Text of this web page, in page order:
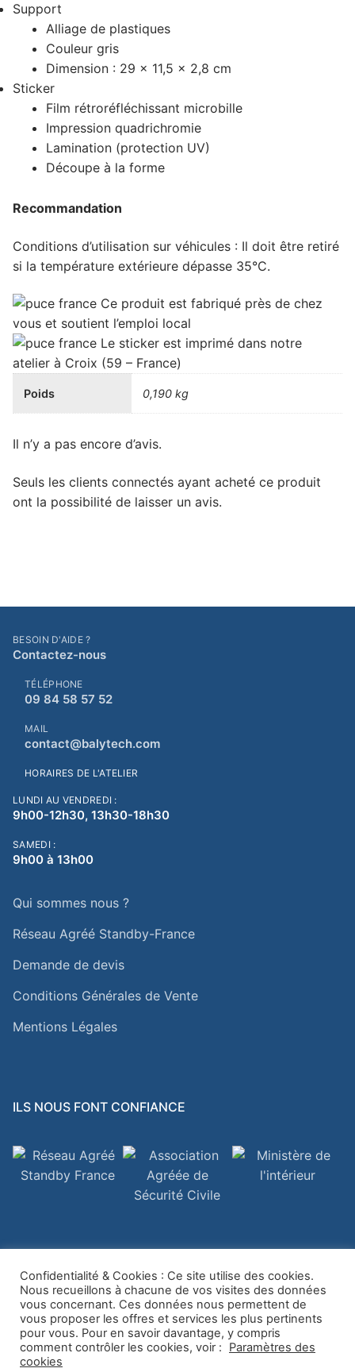
Support
Alliage de plastiques
Couleur gris
Dimension : 29 x 11,5 x 2,8 cm
Sticker
Film rétroréfléchissant microbille
Impression quadrichromie
Lamination (protection UV)
Découpe à la forme
Recommandation
Conditions d’utilisation sur véhicules : Il doit être retiré
si la température extérieure dépasse 35°C.
Ce produit est fabriqué près de chez
vous et soutient l’emploi local
Le sticker est imprimé dans notre
atelier à Croix (59 – France)
Poids 0,190 kg
Il n’y a pas encore d’avis.
Seuls les clients connectés ayant acheté ce produit
ont la possibilité de laisser un avis.
BESOIN D'AIDE ?
Contactez-nous
TÉLÉPHONE
09 84 58 57 52
MAIL
contact@balytech.com
HORAIRES DE L'ATELIER
LUNDI AU VENDREDI :
9h00-12h30, 13h30-18h30
SAMEDI :
9h00 à 13h00
Qui sommes nous ?
Réseau Agréé Standby-France
Demande de devis
Conditions Générales de Vente
Mentions Légales
ILS NOUS FONT CONFIANCE
Copyright © 2026BALYTECH
Confidentialité & Cookies : Ce site utilise des cookies.
Nous recueillons à chacune de vos visites des données
vous concernant. Ces données nous permettent de
vous proposer les offres et services les plus pertinents
pour vous. Pour en savoir davantage, y compris
comment contrôler les cookies, voir :
Paramètres des
cookies